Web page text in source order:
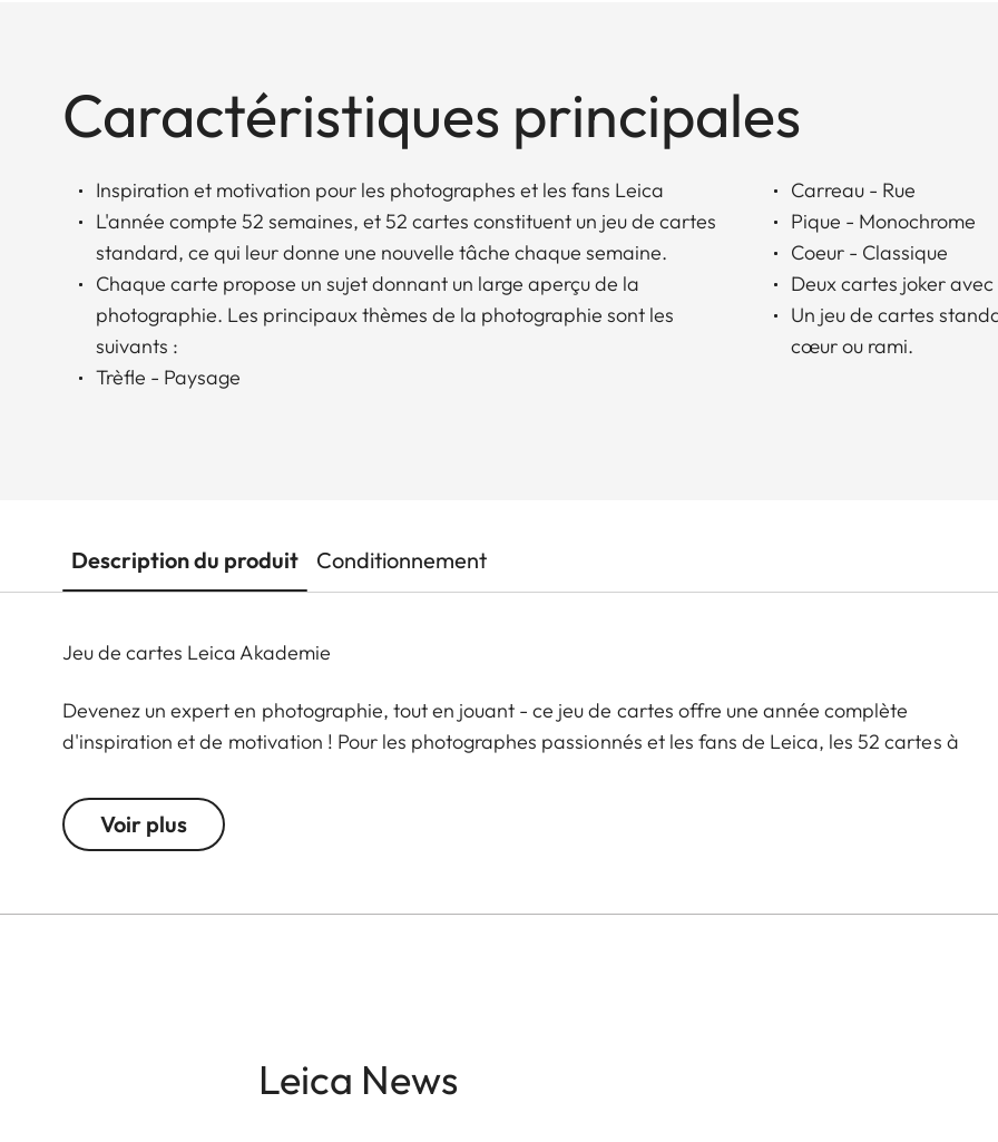
Caractéristiques principales
Inspiration et motivation pour les photographes et les fans Leica
L'année compte 52 semaines, et 52 cartes constituent un jeu de cartes
standard, ce qui leur donne une nouvelle tâche chaque semaine.
Chaque carte propose un sujet donnant un large aperçu de la
photographie. Les principaux thèmes de la photographie sont les
suivants :
Trèfle - Paysage
Carreau - Rue
Pique - Monochrome
Coeur - Classique
Deux cartes joker
Un jeu de cartes
cœur ou rami.
Description du produit Conditionnement
Jeu de cartes Leica Akademie
Devenez un expert en photographie, tout en jouant - ce jeu de cartes offre une année complète
d'inspiration et de motivation ! Pour les photographes passionnés et les fans de Leica, les 52 cartes à
délicieuses soirées de jeu de cartes : trèfle = paysage ; carreau = rue ; pique = monochrome ; et cœur =
classique. Le pack est également idéal pour gagner des parties de poker, de blackjack, de solitaire ou
Voir plus
Leica News